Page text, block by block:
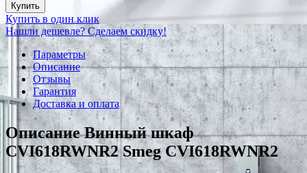
Купить
Купить в один клик
Нашли дешевле? Сделаем скидку!
Параметры
Описание
Отзывы
Гарантия
Доставка и оплата
Описание Винный шкаф
CVI618RWNR2 Smeg CVI618RWNR2